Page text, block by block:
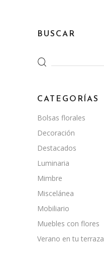
BUSCAR
Search
for:
CATEGORÍAS
Bolsas florales
Decoración
Destacados
Luminaria
Mimbre
Miscelánea
Mobiliario
Muebles con flores
Verano en tu terraza